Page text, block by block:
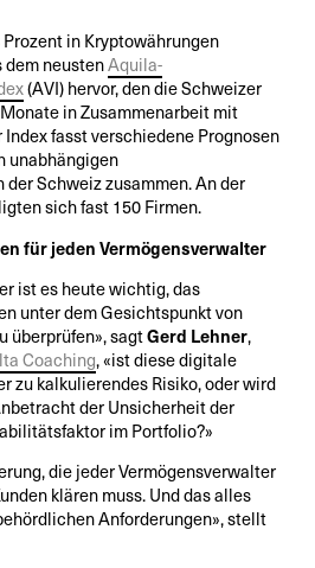
in Kryptowährungen
dem neustenAquila-
(AVI) hervor, den die Schweizer
in Zusammenarbeit mit
fasst verschiedene Prognosen
unabhängigen
Schweiz zusammen. An der
sich fast 150 Firmen.
für jeden Vermögensverwalter
ist es heute wichtig, das
unter dem Gesichtspunkt von
überprüfen», sagtGerd Lehner,
Coaching, «ist diese digitale
zu kalkulierendes Risiko, oder wird
der Unsicherheit der
im Portfolio?»
die jeder Vermögensverwalter
klären muss. Und das alles
Anforderungen», stellt